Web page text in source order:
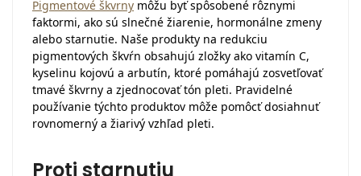
Pigmentové škvrny môžu byť spôsobené rôznymi
faktormi, ako sú slnečné žiarenie, hormonálne zmeny
alebo starnutie. Naše produkty na redukciu
pigmentových škvŕn obsahujú zložky ako vitamín C,
kyselinu kojovú a arbutín, ktoré pomáhajú zosvetľovať
tmavé škvrny a zjednocovať tón pleti. Pravidelné
používanie týchto produktov môže pomôcť dosiahnuť
rovnomerný a žiarivý vzhľad pleti.
Proti starnutiu